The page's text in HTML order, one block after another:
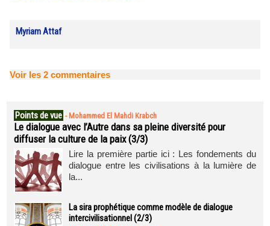
Myriam Attaf
Voir les 2 commentaires
Points de vue - Mohammed El Mahdi Krabch
Le dialogue avec l’Autre dans sa pleine diversité pour
diffuser la culture de la paix (3/3)
Lire la première partie ici : Les fondements du
dialogue entre les civilisations à la lumière de
la...
La sira prophétique comme modèle de dialogue
intercivilisationnel (2/3)